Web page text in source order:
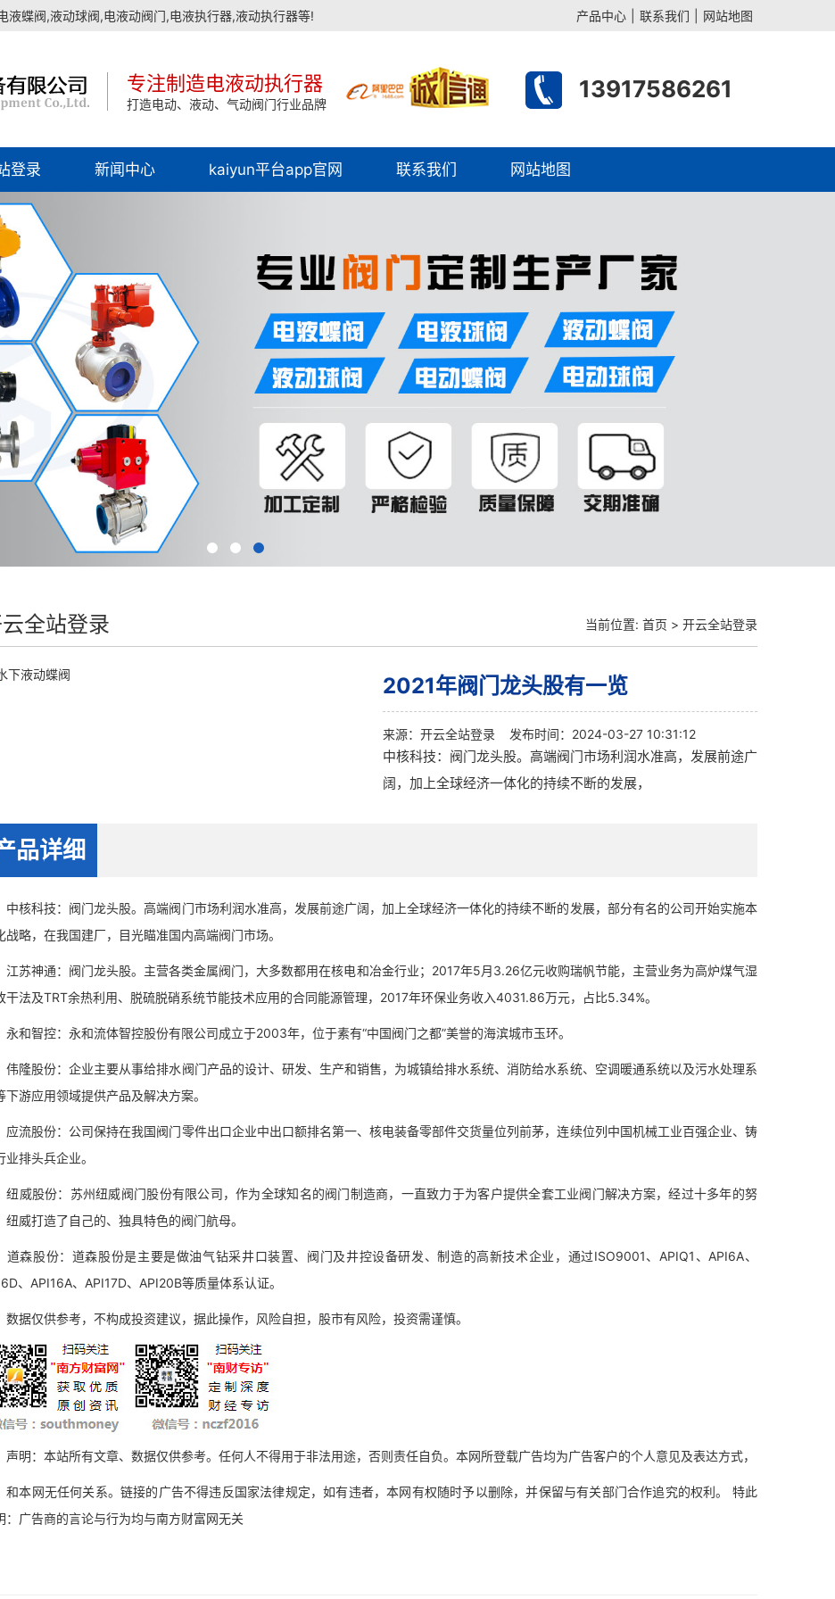
液蝶阀,液动球阀,电液动阀门,电液执行器,液动执行器等! 产品中心 联系我们 网站地图
专注制造电液动执行器
打造电动、液动、气动阀门行业品牌
13917586261
登录 新闻中心 kaiyun平台app官网 联系我们 网站地图
全站登录 当前位置: 首页 > 开云全站登录
2021年阀门龙头股有一览
来源： 开云全站登录 发布时间：2024-03-27 10:31:12
中核科技：阀门龙头股。高端阀门市场利润水准高，发展前途广
阔，加上全球经济一体化的持续不断的发展，
品详细
科技：阀门龙头股。高端阀门市场利润水准高，发展前途广阔，加上全球经济一体化的持续不断的发展，部分有名的公司开始实施本
战略，在我国建厂，目光瞄准国内高端阀门市场。
神通：阀门龙头股。主营各类金属阀门，大多数都用在核电和冶金行业；2017年5月3.26亿元收购瑞帆节能，主营业务为高炉煤气湿
干法及TRT余热利用、脱硫脱硝系统节能技术应用的合同能源管理，2017年环保业务收入4031.86万元，占比5.34%。
智控：永和流体智控股份有限公司成立于2003年，位于素有“中国阀门之都”美誉的海滨城市玉环。
股份：企业主要从事给排水阀门产品的设计、研发、生产和销售，为城镇给排水系统、消防给水系统、空调暖通系统以及污水处理系
下游应用领域提供产品及解决方案。
股份：公司保持在我国阀门零件出口企业中出口额排名第一、核电装备零部件交货量位列前茅，连续位列中国机械工业百强企业、铸
业排头兵企业。
股份：苏州纽威阀门股份有限公司，作为全球知名的阀门制造商，一直致力于为客户提供全套工业阀门解决方案，经过十多年的努
纽威打造了自己的、独具特色的阀门航母。
股份：道森股份是主要是做油气钻采井口装置、阀门及井控设备研发、制造的高新技术企业，通过ISO9001、APIQ1、API6A、
、API16A、API17D、API20B等质量体系认证。
仅供参考，不构成投资建议，据此操作，风险自担，股市有风险，投资需谨慎。
：本站所有文章、数据仅供参考。任何人不得用于非法用途，否则责任自负。本网所登载广告均为广告客户的个人意见及表达方式，
网无任何关系。链接的广告不得违反国家法律规定，如有违者，本网有权随时予以删除，并保留与有关部门合作追究的权利。 特此
：广告商的言论与行为均与南方财富网无关